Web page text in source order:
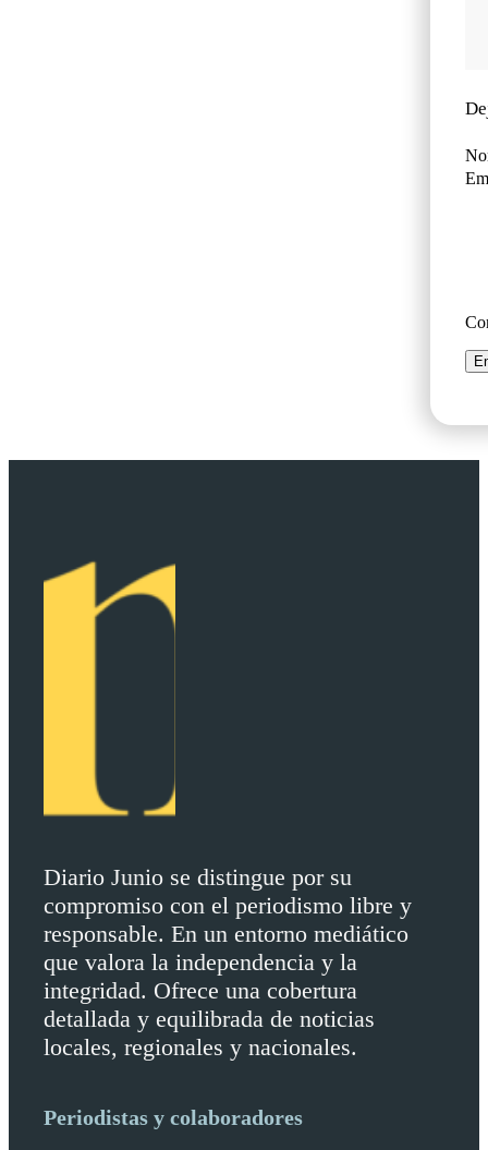
Diario Junio se distingue por su
compromiso con el periodismo libre y
responsable. En un entorno mediático
que valora la independencia y la
integridad. Ofrece una cobertura
detallada y equilibrada de noticias
locales, regionales y nacionales.
Periodistas y colaboradores